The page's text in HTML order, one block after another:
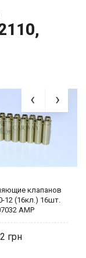
клапанов
12 (16кл.) 16шт.
AMP